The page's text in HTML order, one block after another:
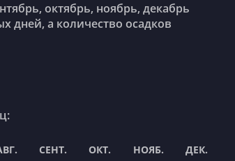
дней, а количество осадков
СЕНТ. ОКТ. НОЯБ.
ДЕК.